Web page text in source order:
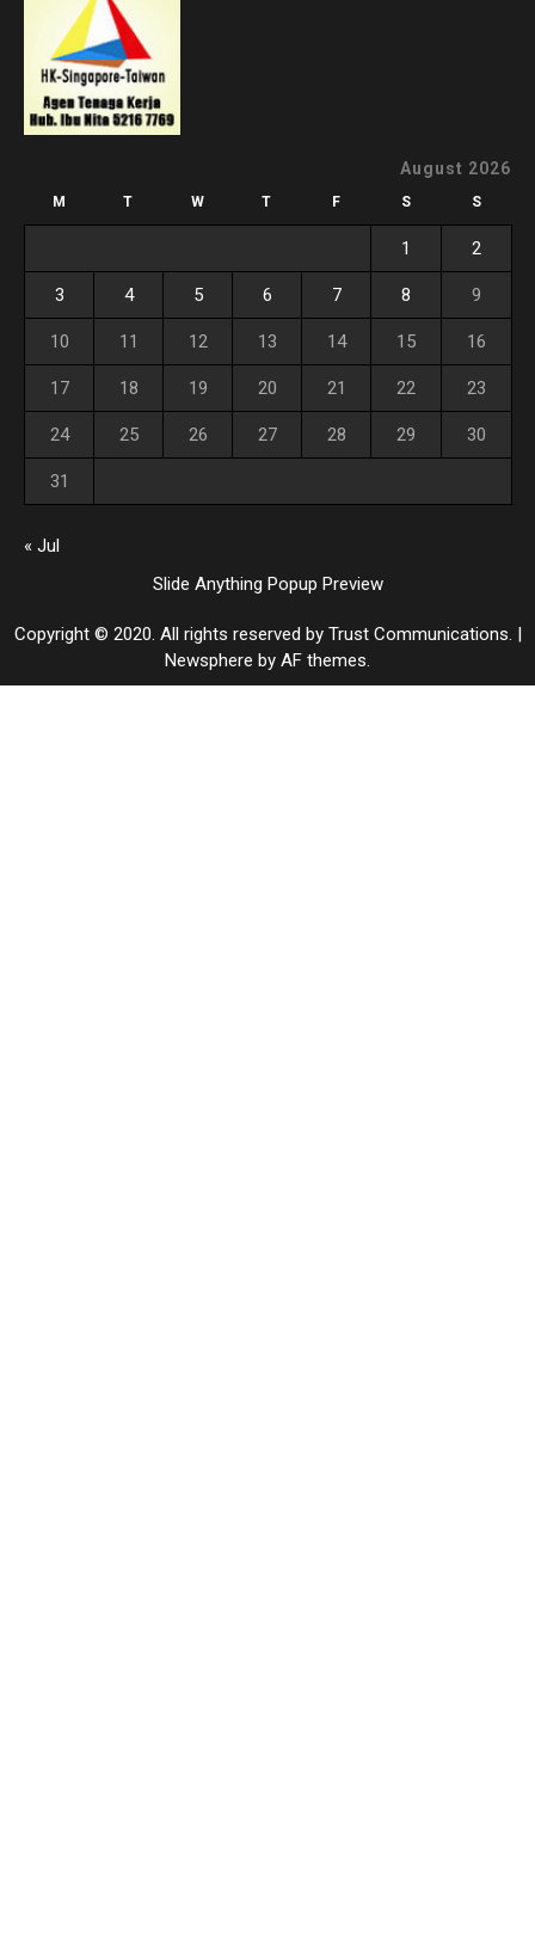
August 2026
M T W T F S S
1 2
3 4 5 6 7 8 9
10 11 12 13 14 15 16
17 18 19 20 21 22 23
24 25 26 27 28 29 30
31
« Jul
Slide Anything Popup Preview
Copyright © 2020. All rights reserved by Trust Communications. |
Newsphere by AF themes.